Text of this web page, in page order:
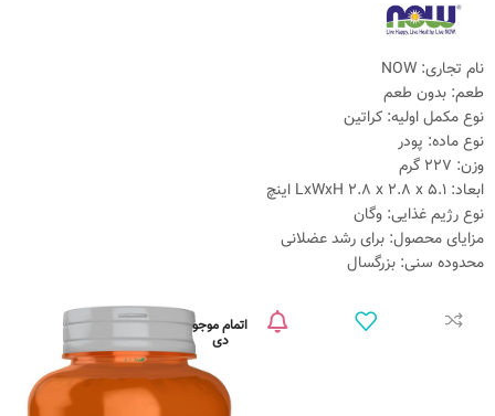
نام تجاری: NOW
طعم: بدون طعم
نوع مکمل اولیه: کراتین
نوع ماده: پودر
وزن: 227 گرم
ابعاد: LxWxH 2.8 x 2.8 x 5.1 اینچ
نوع رژیم غذایی: وگان
مزایای محصول: برای رشد عضلانی
محدوده سنی: بزرگسال
اتمام موجو
دی